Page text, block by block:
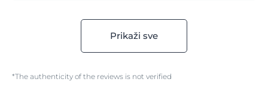
Prikaži sve
*The authenticity of the reviews is not verified